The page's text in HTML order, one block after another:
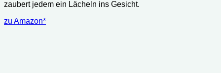
zaubert jedem ein Lächeln ins Gesicht.
zu Amazon*